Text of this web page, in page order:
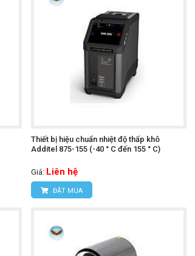
Thiết bị hiệu chuẩn nhiệt độ thấp khô
Additel 875-155 (-40 ° C đến 155 ° C)
Giá: Liên hệ
ĐẶT MUA